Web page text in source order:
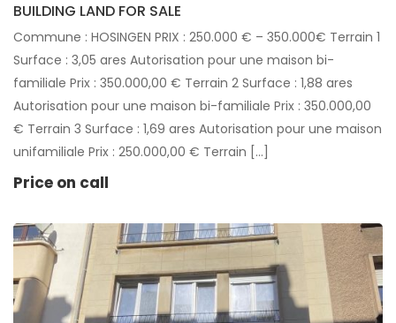
BUILDING LAND FOR SALE
Commune : HOSINGEN PRIX : 250.000 € – 350.000€ Terrain 1
Surface : 3,05 ares Autorisation pour une maison bi-
familiale Prix : 350.000,00 € Terrain 2 Surface : 1,88 ares
Autorisation pour une maison bi-familiale Prix : 350.000,00
€ Terrain 3 Surface : 1,69 ares Autorisation pour une maison
unifamiliale Prix : 250.000,00 € Terrain […]
Price on call